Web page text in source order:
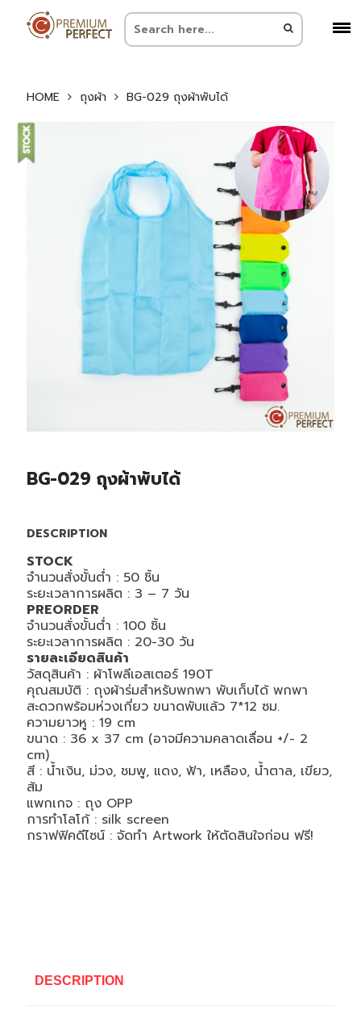
HOME ถุงผ้า BG-029 ถุงผ้าพับได้
BG-029 ถุงผ้าพับได้
DESCRIPTION
STOCK
จำนวนสั่งขั้นต่ำ : 50 ชิ้น
ระยะเวลาการผลิต : 3 – 7 วัน
PREORDER
จำนวนสั่งขั้นต่ำ : 100 ชิ้น
ระยะเวลาการผลิต : 20-30 วัน
รายละเอียดสินค้า
วัสดุสินค้า : ผ้าโพลีเอสเตอร์ 190T
คุณสมบัติ : ถุงผ้าร่มสำหรับพกพา พับเก็บได้ พกพา
สะดวกพร้อมห่วงเกี่ยว ขนาดพับแล้ว 7*12 ซม.
ความยาวหู : 19 cm
ขนาด : 36 x 37 cm (อาจมีความคลาดเลื่อน +/- 2
cm)
สี : น้ำเงิน, ม่วง, ชมพู, แดง, ฟ้า, เหลือง, น้ำตาล, เขียว,
ส้ม
แพกเกจ : ถุง OPP
การทำโลโก้ : silk screen
กราฟฟิคดีไซน์ : จัดทำ Artworkให้ตัดสินใจก่อน ฟรี!
DESCRIPTION